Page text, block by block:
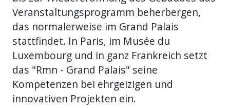
Veranstaltungsprogramm beherbergen,
das normalerweise im Grand Palais
stattfindet. In Paris, im Musée du
Luxembourg und in ganz Frankreich setzt
das "Rmn - Grand Palais" seine
Kompetenzen bei ehrgeizigen und
innovativen Projekten ein.